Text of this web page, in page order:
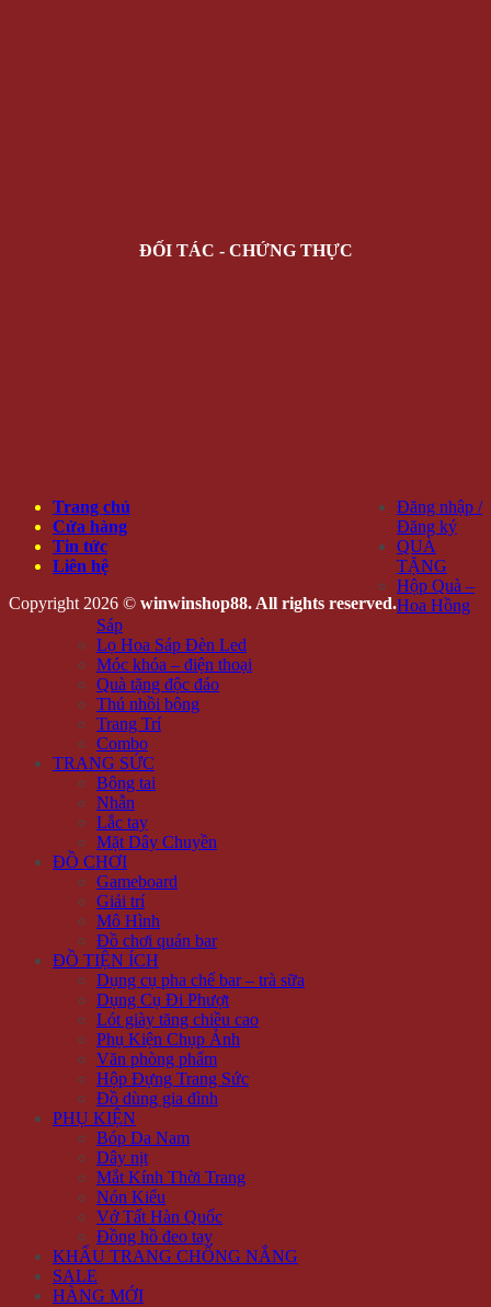
ĐỐI TÁC - CHỨNG THỰC
Trang chủ
Cửa hàng
Tin tức
Liên hệ
Copyright 2026 © winwinshop88. All rights reserved.
Đăng nhập /
Đăng ký
QUÀ
TẶNG
Hộp Quà –
Hoa Hồng
Sáp
Lọ Hoa Sáp Đèn Led
Móc khóa – điện thoại
Quà tặng độc đáo
Thú nhồi bông
Trang Trí
Combo
TRANG SỨC
Bông tai
Nhẫn
Lắc tay
Mặt Dây Chuyền
ĐỒ CHƠI
Gameboard
Giải trí
Mô Hình
Đồ chơi quán bar
ĐỒ TIỆN ÍCH
Dụng cụ pha chế bar – trà sữa
Dụng Cụ Đi Phượt
Lót giày tăng chiều cao
Phụ Kiện Chụp Ảnh
Văn phòng phẩm
Hộp Đựng Trang Sức
Đồ dùng gia đình
PHỤ KIỆN
Bóp Da Nam
Dây nịt
Mắt Kính Thời Trang
Nón Kiểu
Vớ Tất Hàn Quốc
Đồng hồ đeo tay
KHẨU TRANG CHỐNG NẮNG
SALE
HÀNG MỚI